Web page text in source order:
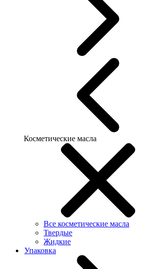
Косметические масла
Все косметические масла
Твердые
Жидкие
Упаковка